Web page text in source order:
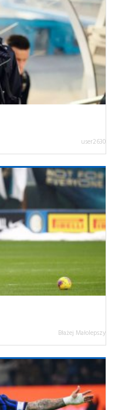
user2630
Błażej Małolepszy